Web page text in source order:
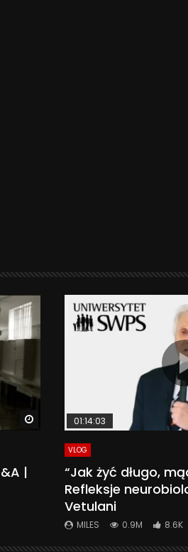
Watch Later
|
01:14:03
VLOG
“Jak żyć długo,
Refleksje
Vetulani
MILES 0.9M 8.6K